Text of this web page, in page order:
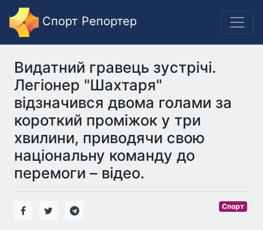
Спорт Репортер
Видатний гравець зустрічі.
Легіонер "Шахтаря"
відзначився двома голами за
короткий проміжок у три
хвилини, приводячи свою
національну команду до
перемоги – відео.
Спорт